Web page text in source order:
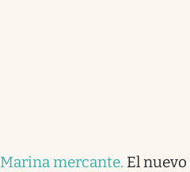
Marina mercante. El